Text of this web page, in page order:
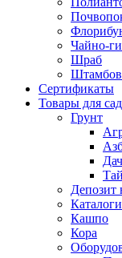
Чайно-
Шраб
Сертификаты
Товары для
Грунт
Депозит
Каталоги
Кашпо
Кора